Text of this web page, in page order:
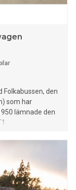
Folkabussen, den
som har
lämnade den
Europas mest
som
Upptäck
till dagens tre